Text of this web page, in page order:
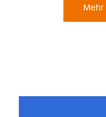
Mehr